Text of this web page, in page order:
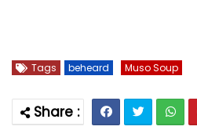
Tags beheard Muso Soup